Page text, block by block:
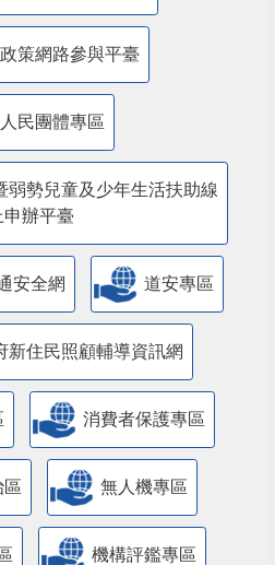
策網路參與平臺
人民團體專區
弱勢兒童及少年生活扶助線
申辦平臺
安全網 道安專區
新住民照顧輔導資訊網
消費者保護專區
區 無人機專區
機構評鑑專區